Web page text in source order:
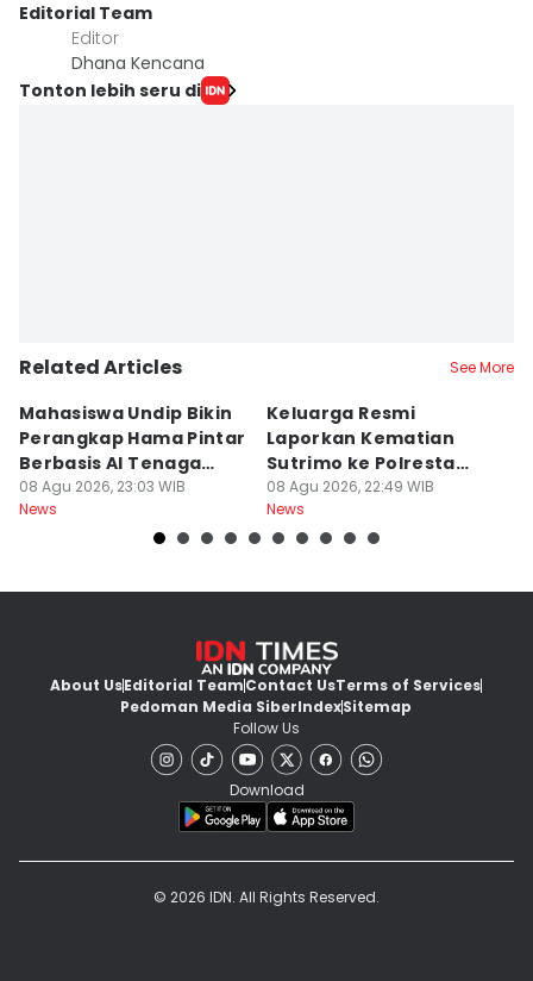
Editorial Team
Editor
Dhana Kencana
Tonton lebih seru di
Related Articles See More
Mahasiswa Undip Bikin
Perangkap Hama Pintar
Berbasis AI Tenaga
Surya
08 Agu 2026, 23:03 WIB
News
Keluarga Resmi
Laporkan Kematian
Sutrimo ke Polresta
Banyumas
08 Agu 2026, 22:49 WIB
News
About UsEditorial TeamContact UsTerms of Services
Pedoman Media SiberIndexSitemap
Follow Us
Download
© 2026 IDN. All Rights Reserved.